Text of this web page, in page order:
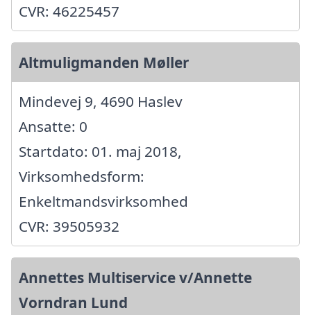
CVR: 46225457
Altmuligmanden Møller
Mindevej 9, 4690 Haslev
Ansatte: 0
Startdato: 01. maj 2018,
Virksomhedsform:
Enkeltmandsvirksomhed
CVR: 39505932
Annettes Multiservice v/Annette
Vorndran Lund